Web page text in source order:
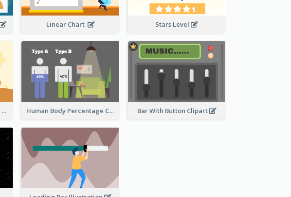
Linear Chart Stars Level
Champion Cup Illustration Human Body Percentage Comparison Bar With Button Clipart